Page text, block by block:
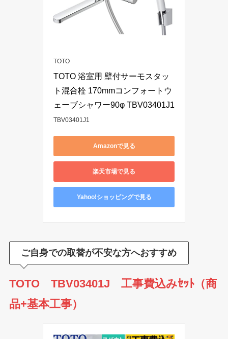
TOTO
TOTO 浴室用 壁付サーモスタッ
ト混合栓 170mmコンフォートウ
ェーブシャワー90φ TBV03401J1
TBV03401J1
Amazonで見る
楽天市場で見る
Yahoo!ショッピングで見る
ご自身での取替が不安な方へおすすめ
TOTO TBV03401J 工事費込みｾｯﾄ（商
品+基本工事）